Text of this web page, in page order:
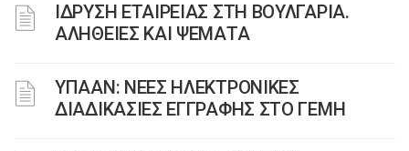
IΔΡΥΣΗ ΕΤΑΙΡΕΙΑΣ ΣΤΗ ΒΟΥΛΓΑΡΙΑ.
ΑΛΗΘΕΙΕΣ ΚΑΙ ΨΕΜΑΤΑ
ΥΠΑΑΝ: ΝΕΕΣ ΗΛΕΚΤΡΟΝΙΚΕΣ
ΔΙΑΔΙΚΑΣΙΕΣ ΕΓΓΡΑΦΗΣ ΣΤΟ ΓΕΜΗ